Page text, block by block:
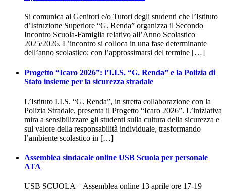
Si comunica ai Genitori e/o Tutori degli studenti che l’Istituto
d’Istruzione Superiore “G. Renda” organizza il Secondo
Incontro Scuola-Famiglia relativo all’Anno Scolastico
2025/2026. L’incontro si colloca in una fase determinante
dell’anno scolastico; con l’approssimarsi del termine […]
Progetto “Icaro 2026”: l’I.I.S. “G. Renda” e la Polizia di
Stato insieme per la sicurezza stradale
L’Istituto I.I.S. “G. Renda”, in stretta collaborazione con la
Polizia Stradale, presenta il Progetto “Icaro 2026”. L’iniziativa
mira a sensibilizzare gli studenti sulla cultura della sicurezza e
sul valore della responsabilità individuale, trasformando
l’ambiente scolastico in […]
Assemblea sindacale online USB Scuola per personale
ATA
USB SCUOLA – Assemblea online 13 aprile ore 17-19